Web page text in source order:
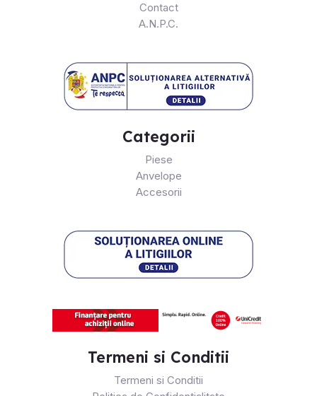
Contact
A.N.P.C.
Categorii
Piese
Anvelope
Accesorii
Termeni si Conditii
Termeni si Conditii